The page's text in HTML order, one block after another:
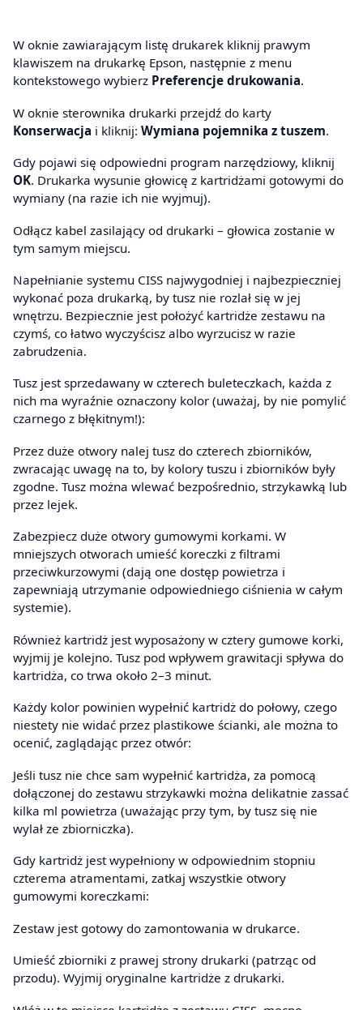
W oknie zawiarającym listę drukarek kliknij prawym
klawiszem na drukarkę Epson, następnie z menu
kontekstowego wybierz Preferencje drukowania.
W oknie sterownika drukarki przejdź do karty
Konserwacja i kliknij: Wymiana pojemnika z tuszem.
Gdy pojawi się odpowiedni program narzędziowy, kliknij
OK. Drukarka wysunie głowicę z kartridżami gotowymi do
wymiany (na razie ich nie wyjmuj).
Odłącz kabel zasilający od drukarki – głowica zostanie w
tym samym miejscu.
Napełnianie systemu CISS najwygodniej i najbezpieczniej
wykonać poza drukarką, by tusz nie rozlał się w jej
wnętrzu. Bezpiecznie jest położyć kartridże zestawu na
czymś, co łatwo wyczyścisz albo wyrzucisz w razie
zabrudzenia.
Tusz jest sprzedawany w czterech buleteczkach, każda z
nich ma wyraźnie oznaczony kolor (uważaj, by nie pomylić
czarnego z błękitnym!):
Przez duże otwory nalej tusz do czterech zbiorników,
zwracając uwagę na to, by kolory tuszu i zbiorników były
zgodne. Tusz można wlewać bezpośrednio, strzykawką lub
przez lejek.
Zabezpiecz duże otwory gumowymi korkami. W
mniejszych otworach umieść koreczki z filtrami
przeciwkurzowymi (dają one dostęp powietrza i
zapewniają utrzymanie odpowiedniego ciśnienia w całym
systemie).
Również kartridż jest wyposażony w cztery gumowe korki,
wyjmij je kolejno. Tusz pod wpływem grawitacji spływa do
kartridża, co trwa około 2–3 minut.
Każdy kolor powinien wypełnić kartridż do połowy, czego
niestety nie widać przez plastikowe ścianki, ale można to
ocenić, zaglądając przez otwór:
Jeśli tusz nie chce sam wypełnić kartridża, za pomocą
dołączonej do zestawu strzykawki można delikatnie zassać
kilka ml powietrza (uważając przy tym, by tusz się nie
wylał ze zbiorniczka).
Gdy kartridż jest wypełniony w odpowiednim stopniu
czterema atramentami, zatkaj wszystkie otwory
gumowymi koreczkami:
Zestaw jest gotowy do zamontowania w drukarce.
Umieść zbiorniki z prawej strony drukarki (patrząc od
przodu). Wyjmij oryginalne kartridże z drukarki.